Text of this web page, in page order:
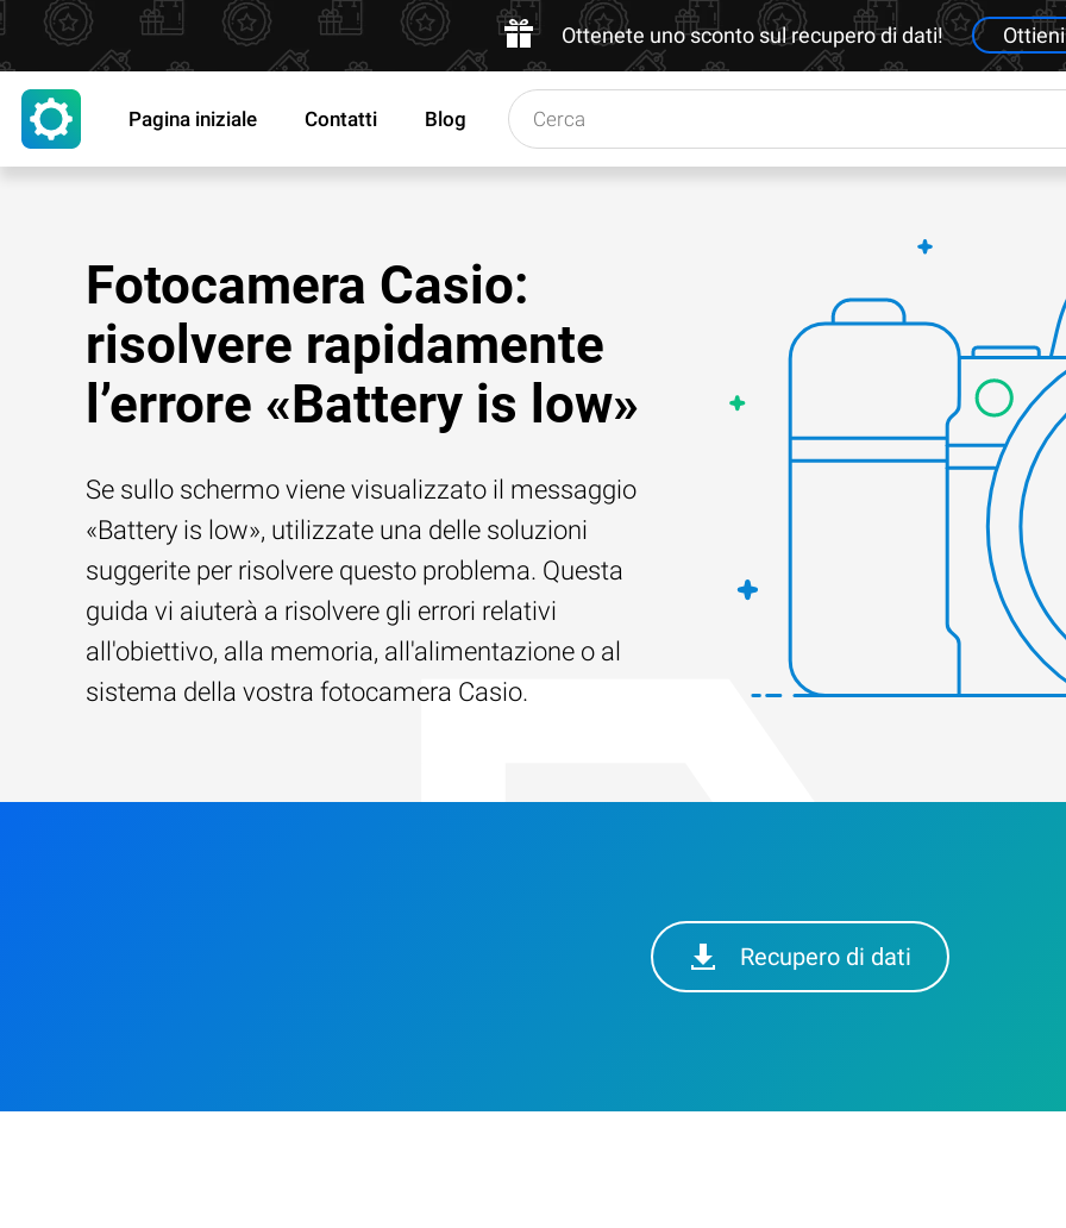
Ottenete uno sconto sul recupero di dati! Ottieni
Pagina iniziale Contatti Blog
Fotocamera Casio:
risolvere rapidamente
l’errore «Battery is low»
Se sullo schermo viene visualizzato il messaggio
«Battery is low», utilizzate una delle soluzioni
suggerite per risolvere questo problema. Questa
guida vi aiuterà a risolvere gli errori relativi
all'obiettivo, alla memoria, all'alimentazione o al
sistema della vostra fotocamera Casio.
Recupero di dati